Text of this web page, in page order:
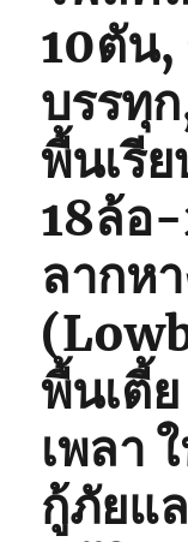
10ตัน,
บรรทุ
พื้นเรี
18ล้อ
ลากห
พื้นเตี้
เพลา
กู้ภัยแ